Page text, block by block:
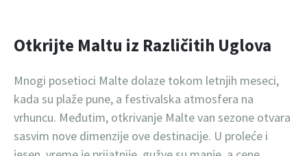
Otkrijte Maltu iz Različitih Uglova
Mnogi posetioci Malte dolaze tokom letnjih meseci,
kada su plaže pune, a festivalska atmosfera na
vrhuncu. Međutim, otkrivanje Malte van sezone otvara
sasvim nove dimenzije ove destinacije. U proleće i